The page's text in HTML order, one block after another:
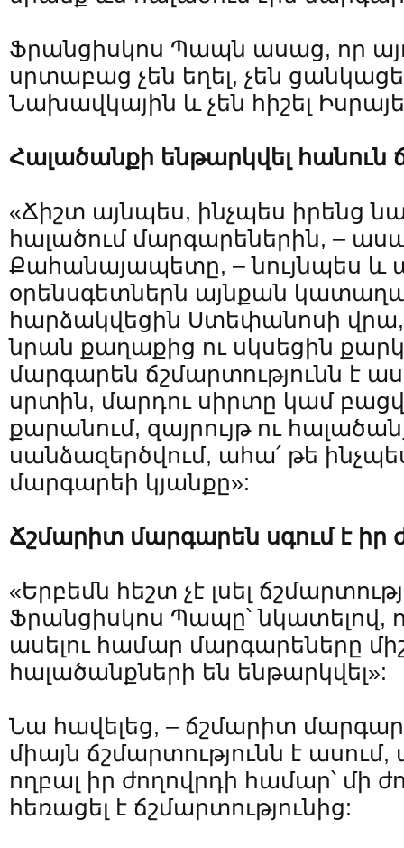
Ֆրանցիսկոս Պապն ասաց, որ
սրտաբաց չեն եղել, չեն
Նախավկային և չեն հիշել
Հալածանքի ենթարկվել հանուն
«Ճիշտ այնպես, ինչպես իրենց
հալածում մարգարեներին, –
Քահանայապետը, – նույնպես և
օրենսգետներն այնքան
հարձակվեցին Ստեփանոսի վրա,
նրան քաղաքից ու սկսեցին
մարգարեն ճշմարտությունն է
սրտին, մարդու սիրտը կամ
քարանում, զայրույթ ու
սանձազերծվում, ահա՛ թե
մարգարեի կյանքը»:
Ճշմարիտ մարգարեն սգում է իր
«Երբեմն հեշտ չէ լսել
Ֆրանցիսկոս Պապը՝ նկատելով,
ասելու համար մարգարեները
հալածանքների են ենթարկվել»:
Նա հավելեց, – ճշմարիտ
միայն ճշմարտությունն է ասում,
ողբալ իր ժողովրդի համար՝ մի
հեռացել է ճշմարտությունից: